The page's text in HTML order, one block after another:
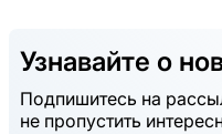
Узнавайте о
Подпишитесь на
не пропустить